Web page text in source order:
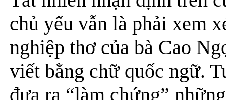
chủ yếu vẫn là phải xem
nghiệp thơ của bà Cao
viết bằng chữ quốc ngữ.
đưa ra “làm chứng”